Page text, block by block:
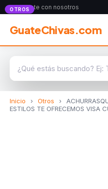
Anunciate con nosotros
GuateChivas.com
Inicio › Otros ›
ESTILOS TE OFRECEMOS VISA
OTROS